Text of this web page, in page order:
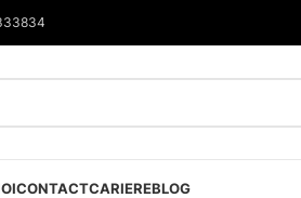
CONTACTCARIEREBLOG